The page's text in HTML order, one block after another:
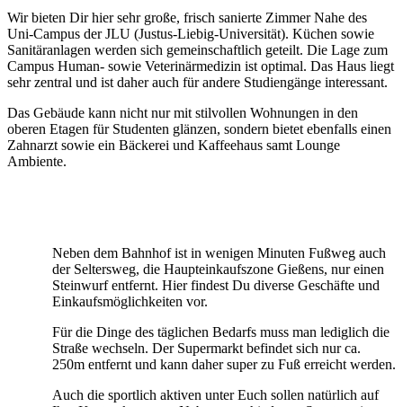
Wir bieten Dir hier sehr große, frisch sanierte Zimmer Nahe des
Uni-Campus der JLU (Justus-Liebig-Universität). Küchen sowie
Sanitäranlagen werden sich gemeinschaftlich geteilt. Die Lage zum
Campus Human- sowie Veterinärmedizin ist optimal. Das Haus liegt
sehr zentral und ist daher auch für andere Studiengänge interessant.
Das Gebäude kann nicht nur mit stilvollen Wohnungen in den
oberen Etagen für Studenten glänzen, sondern bietet ebenfalls einen
Zahnarzt sowie ein Bäckerei und Kaffeehaus samt Lounge
Ambiente.
Neben dem Bahnhof ist in wenigen Minuten Fußweg auch
der Seltersweg, die Haupteinkaufszone Gießens, nur einen
Steinwurf entfernt. Hier findest Du diverse Geschäfte und
Einkaufsmöglichkeiten vor.
Für die Dinge des täglichen Bedarfs muss man lediglich die
Straße wechseln. Der Supermarkt befindet sich nur ca.
250m entfernt und kann daher super zu Fuß erreicht werden.
Auch die sportlich aktiven unter Euch sollen natürlich auf